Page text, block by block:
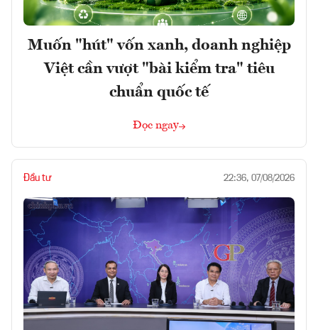
Muốn "hút" vốn xanh, doanh nghiệp
Việt cần vượt "bài kiểm tra" tiêu
chuẩn quốc tế
Đọc ngay
Đầu tư 22:36, 07/08/2026